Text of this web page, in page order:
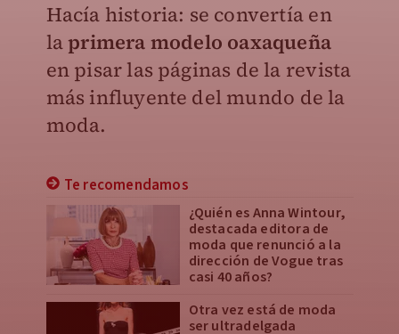
Hacía historia: se convertía en
laprimera modelo oaxaqueña
en pisar las páginas de la revista
más influyente del mundo de la
moda.
Te recomendamos
¿Quién es Anna Wintour,
destacada editora de
moda que renunció a la
dirección de Vogue tras
casi 40 años?
Otra vez está de moda
ser ultradelgada